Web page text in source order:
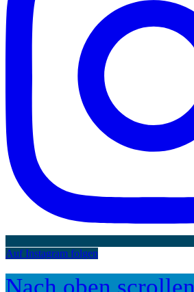
Auf Instagram folgen
Nach oben scrollen